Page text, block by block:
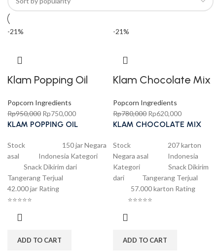
-21%
Klam Popping Oil
Popcorn Ingredients
Rp950,000 Rp750,000
KLAM POPPING OIL
Stock 150 jar Negara
asal Indonesia Kategori
Snack Dikirim dari
Tangerang Terjual
42.000 jar Rating
⭐⭐⭐⭐⭐
ADD TO CART
-21%
Klam Chocolate Mix
Popcorn Ingredients
Rp780,000 Rp620,000
KLAM CHOCOLATE MIX
Stock 207 karton
Negara asal Indonesia
Kategori Snack Dikirim
dari Tangerang Terjual
57.000 karton Rating
⭐⭐⭐⭐⭐
ADD TO CART